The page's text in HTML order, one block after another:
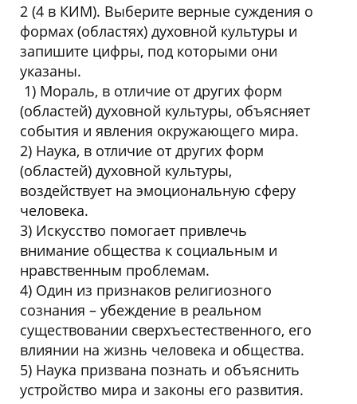
2 (4 в КИМ). Выберите верные суждения о
формах (областях) духовной культуры и
запишите цифры, под которыми они
указаны.
1) Мораль, в отличие от других форм
(областей) духовной культуры, объясняет
события и явления окружающего мира.
2) Наука, в отличие от других форм
(областей) духовной культуры,
воздействует на эмоциональную сферу
человека.
3) Искусство помогает привлечь
внимание общества к социальным и
нравственным проблемам.
4) Один из признаков религиозного
сознания – убеждение в реальном
существовании сверхъестественного, его
влиянии на жизнь человека и общества.
5) Наука призвана познать и объяснить
устройство мира и законы его развития.